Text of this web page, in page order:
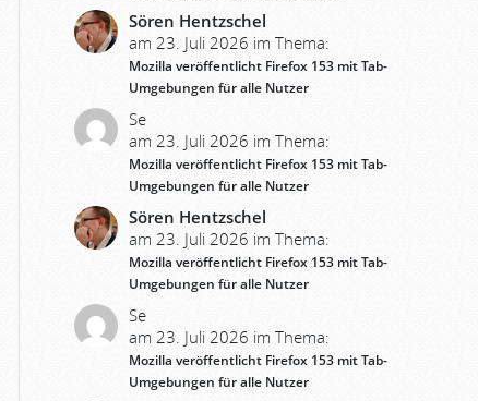
Sören Hentzschel
am 23. Juli 2026 im Thema:
Mozilla veröffentlicht Firefox 153 mit Tab-
Umgebungen für alle Nutzer
Se
am 23. Juli 2026 im Thema:
Mozilla veröffentlicht Firefox 153 mit Tab-
Umgebungen für alle Nutzer
Sören Hentzschel
am 23. Juli 2026 im Thema:
Mozilla veröffentlicht Firefox 153 mit Tab-
Umgebungen für alle Nutzer
Se
am 23. Juli 2026 im Thema:
Mozilla veröffentlicht Firefox 153 mit Tab-
Umgebungen für alle Nutzer